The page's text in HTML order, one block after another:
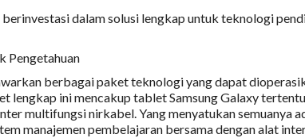
berinvestasi dalam solusi lengkap untuk teknologi
Pengetahuan
berbagai paket teknologi yang dapat
lengkap ini mencakup tablet Samsung Galaxy
multifungsi nirkabel. Yang menyatukan semuanya
manajemen pembelajaran bersama dengan alat